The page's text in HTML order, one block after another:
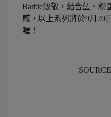
Barbie致敬，結合藍、粉
感，以上系列將於9月20
喔！
SOURCE